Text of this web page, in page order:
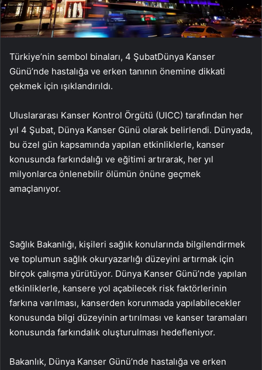
Türkiye’nin sembol binaları, 4 ŞubatDünya Kanser
Günü’nde hastalığa ve erken tanının önemine dikkati
çekmek için ışıklandırıldı.
Uluslararası Kanser Kontrol Örgütü (UICC) tarafından her
yıl 4 Şubat, Dünya Kanser Günü olarak belirlendi. Dünyada,
bu özel gün kapsamında yapılan etkinliklerle, kanser
konusunda farkındalığı ve eğitimi artırarak, her yıl
milyonlarca önlenebilir ölümün önüne geçmek
amaçlanıyor.
Sağlık Bakanlığı, kişileri sağlık konularında bilgilendirmek
ve toplumun sağlık okuryazarlığı düzeyini artırmak için
birçok çalışma yürütüyor. Dünya Kanser Günü’nde yapılan
etkinliklerle, kansere yol açabilecek risk faktörlerinin
farkına varılması, kanserden korunmada yapılabilecekler
konusunda bilgi düzeyinin artırılması ve kanser taramaları
konusunda farkındalık oluşturulması hedefleniyor.
Bakanlık, Dünya Kanser Günü’nde hastalığa ve erken